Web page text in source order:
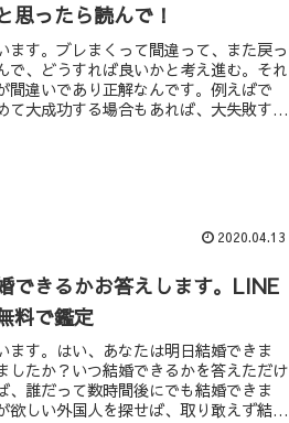
思ったら読んで！
ます。ブレまくって間違って、また戻っ
で、どうすれば良いかと考え進む。それ
間違いであり正解なんです。例えばで
て大成功する場合もあれば、大失敗する
2020.04.13
できるかお答えします。LINE
料で鑑定
ます。はい、あなたは明日結婚できま
したか？いつ結婚できるかを答えただけ
、誰だって数時間後にでも結婚できま
欲しい外国人を探せば、取り敢えず結婚